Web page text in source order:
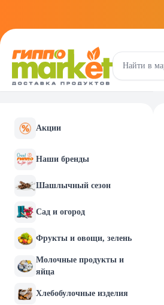
Акции
Наши бренды
Шашлычный сезон
Сад и огород
Фрукты и овощи, зелень
Молочные продукты и
яйца
Хлебобулочные изделия